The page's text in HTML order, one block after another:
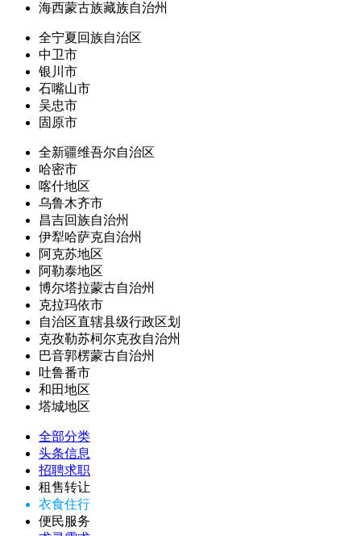
海西蒙古族藏族自治州
全宁夏回族自治区
中卫市
银川市
石嘴山市
吴忠市
固原市
全新疆维吾尔自治区
哈密市
喀什地区
乌鲁木齐市
昌吉回族自治州
伊犁哈萨克自治州
阿克苏地区
阿勒泰地区
博尔塔拉蒙古自治州
克拉玛依市
自治区直辖县级行政区划
克孜勒苏柯尔克孜自治州
巴音郭楞蒙古自治州
吐鲁番市
和田地区
塔城地区
全部分类
头条信息
招聘求职
租售转让
衣食住行
便民服务